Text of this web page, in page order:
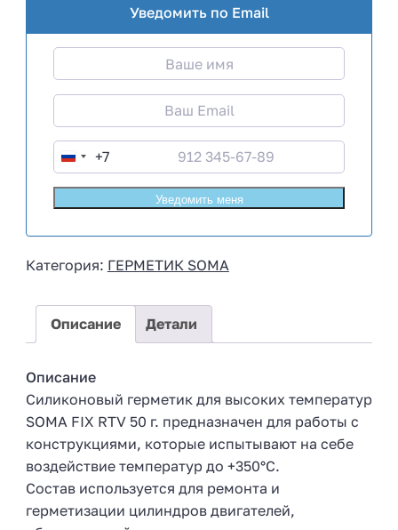
Уведомить по Email
R
u
s
a
7
+7
Категория: ГЕРМЕТИК SOMA
Описание Детали
Описание
Силиконовый герметик для высоких температур
SOMA FIX RTV 50 г. предназначен для работы с
конструкциями, которые испытывают на себе
воздействие температур до +350°C.
Состав используется для ремонта и
герметизации цилиндров двигателей,